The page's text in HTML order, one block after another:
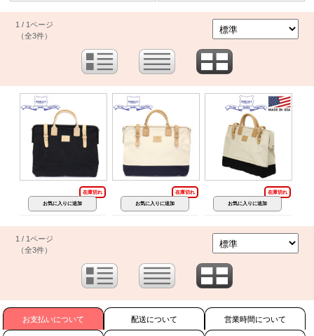
1 / 1ページ
（全3件）
在庫切れ 在庫切れ 在庫切れ
1 / 1ページ
（全3件）
お支払いについて 配送について 営業時間について